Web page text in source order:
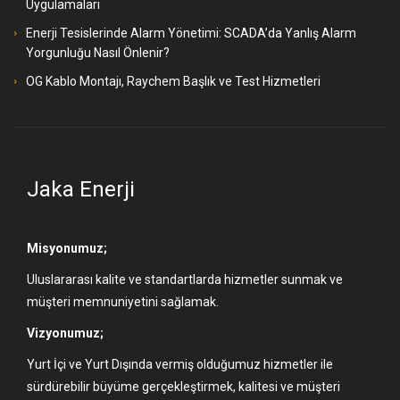
Uygulamaları
Enerji Tesislerinde Alarm Yönetimi: SCADA’da Yanlış Alarm
Yorgunluğu Nasıl Önlenir?
OG Kablo Montajı, Raychem Başlık ve Test Hizmetleri
Jaka Enerji
Misyonumuz;
Uluslararası kalite ve standartlarda hizmetler sunmak ve
müşteri memnuniyetini sağlamak.
Vizyonumuz;
Yurt İçi ve Yurt Dışında vermiş olduğumuz hizmetler ile
sürdürebilir büyüme gerçekleştirmek, kalitesi ve müşteri